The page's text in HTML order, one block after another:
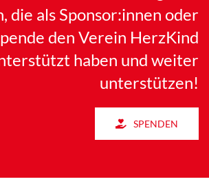
die als Sponsor:innen oder
den Verein HerzKind
haben und weiter
unterstützen!
SPENDEN